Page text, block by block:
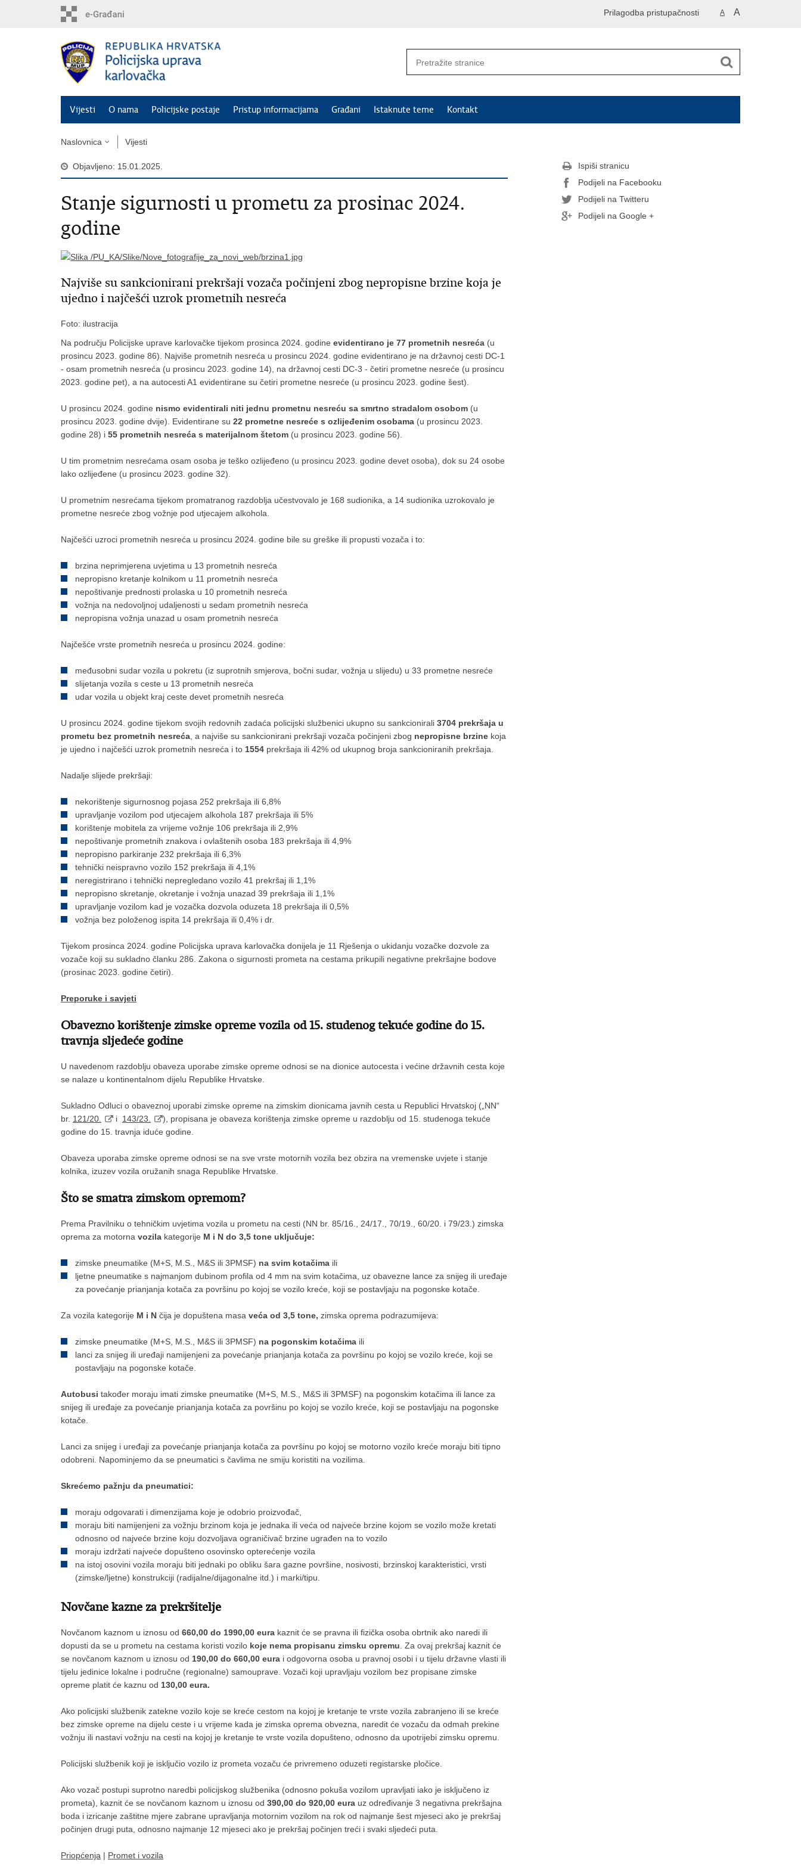
A A
Prilagodba pristupačnosti
Vijesti O nama Policijske postaje Pristup informacijama Građani Istaknute teme Kontakt
Naslovnica Vijesti
Objavljeno: 15.01.2025.
Stanje sigurnosti u prometu za prosinac 2024.
godine
Najviše su sankcionirani prekršaji vozača počinjeni zbog nepropisne brzine koja je
ujedno i najčešći uzrok prometnih nesreća
Foto: ilustracija
Na području Policijske uprave karlovačke tijekom prosinca 2024. godine evidentirano je 77 prometnih nesreća (u
prosincu 2023. godine 86). Najviše prometnih nesreća u prosincu 2024. godine evidentirano je na državnoj cesti DC-1
- osam prometnih nesreća (u prosincu 2023. godine 14), na državnoj cesti DC-3 - četiri prometne nesreće (u prosincu
2023. godine pet), a na autocesti A1 evidentirane su četiri prometne nesreće (u prosincu 2023. godine šest).
U prosincu 2024. godine nismo evidentirali niti jednu prometnu nesreću sa smrtno stradalom osobom (u
prosincu 2023. godine dvije). Evidentirane su 22 prometne nesreće s ozlijeđenim osobama (u prosincu 2023.
godine 28) i 55 prometnih nesreća s materijalnom štetom (u prosincu 2023. godine 56).
U tim prometnim nesrećama osam osoba je teško ozlijeđeno (u prosincu 2023. godine devet osoba), dok su 24 osobe
lako ozlijeđene (u prosincu 2023. godine 32).
U prometnim nesrećama tijekom promatranog razdoblja učestvovalo je 168 sudionika, a 14 sudionika uzrokovalo je
prometne nesreće zbog vožnje pod utjecajem alkohola.
Najčešći uzroci prometnih nesreća u prosincu 2024. godine bile su greške ili propusti vozača i to:
brzina neprimjerena uvjetima u 13 prometnih nesreća
nepropisno kretanje kolnikom u 11 prometnih nesreća
nepoštivanje prednosti prolaska u 10 prometnih nesreća
vožnja na nedovoljnoj udaljenosti u sedam prometnih nesreća
nepropisna vožnja unazad u osam prometnih nesreća
Najčešće vrste prometnih nesreća u prosincu 2024. godine:
međusobni sudar vozila u pokretu (iz suprotnih smjerova, bočni sudar, vožnja u slijedu) u 33 prometne nesreće
slijetanja vozila s ceste u 13 prometnih nesreća
udar vozila u objekt kraj ceste devet prometnih nesreća
U prosincu 2024. godine tijekom svojih redovnih zadaća policijski službenici ukupno su sankcionirali 3704 prekršaja u
prometu bez prometnih nesreća, a najviše su sankcionirani prekršaji vozača počinjeni zbog nepropisne brzine koja
je ujedno i najčešći uzrok prometnih nesreća i to 1554 prekršaja ili 42% od ukupnog broja sankcioniranih prekršaja.
Nadalje slijede prekršaji:
nekorištenje sigurnosnog pojasa 252 prekršaja ili 6,8%
upravljanje vozilom pod utjecajem alkohola 187 prekršaja ili 5%
korištenje mobitela za vrijeme vožnje 106 prekršaja ili 2,9%
nepoštivanje prometnih znakova i ovlaštenih osoba 183 prekršaja ili 4,9%
nepropisno parkiranje 232 prekršaja ili 6,3%
tehnički neispravno vozilo 152 prekršaja ili 4,1%
neregistrirano i tehnički nepregledano vozilo 41 prekršaj ili 1,1%
nepropisno skretanje, okretanje i vožnja unazad 39 prekršaja ili 1,1%
upravljanje vozilom kad je vozačka dozvola oduzeta 18 prekršaja ili 0,5%
vožnja bez položenog ispita 14 prekršaja ili 0,4% i dr.
Tijekom prosinca 2024. godine Policijska uprava karlovačka donijela je 11 Rješenja o ukidanju vozačke dozvole za
vozače koji su sukladno članku 286. Zakona o sigurnosti prometa na cestama prikupili negativne prekršajne bodove
(prosinac 2023. godine četiri).
Preporuke i savjeti
Obavezno korištenje zimske opreme vozila od 15. studenog tekuće godine do 15.
travnja sljedeće godine
U navedenom razdoblju obaveza uporabe zimske opreme odnosi se na dionice autocesta i većine državnih cesta koje
se nalaze u kontinentalnom dijelu Republike Hrvatske.
Sukladno Odluci o obaveznoj uporabi zimske opreme na zimskim dionicama javnih cesta u Republici Hrvatskoj („NN“
br. 121/20. i 143/23.
), propisana je obaveza korištenja zimske opreme u razdoblju od 15. studenoga tekuće
godine do 15. travnja iduće godine.
Obaveza uporaba zimske opreme odnosi se na sve vrste motornih vozila bez obzira na vremenske uvjete i stanje
kolnika, izuzev vozila oružanih snaga Republike Hrvatske.
Što se smatra zimskom opremom?
Prema Pravilniku o tehničkim uvjetima vozila u prometu na cesti (NN br. 85/16., 24/17., 70/19., 60/20. i 79/23.) zimska
oprema za motorna vozila kategorije M i N do 3,5 tone uključuje:
zimske pneumatike (M+S, M.S., M&S ili 3PMSF) na svim kotačima ili
ljetne pneumatike s najmanjom dubinom profila od 4 mm na svim kotačima, uz obavezne lance za snijeg ili uređaje
za povećanje prianjanja kotača za površinu po kojoj se vozilo kreće, koji se postavljaju na pogonske kotače.
Za vozila kategorije M i N čija je dopuštena masa veća od 3,5 tone, zimska oprema podrazumijeva:
zimske pneumatike (M+S, M.S., M&S ili 3PMSF) na pogonskim kotačima ili
lanci za snijeg ili uređaji namijenjeni za povećanje prianjanja kotača za površinu po kojoj se vozilo kreće, koji se
postavljaju na pogonske kotače.
Autobusi također moraju imati zimske pneumatike (M+S, M.S., M&S ili 3PMSF) na pogonskim kotačima ili lance za
snijeg ili uređaje za povećanje prianjanja kotača za površinu po kojoj se vozilo kreće, koji se postavljaju na pogonske
kotače.
Lanci za snijeg i uređaji za povećanje prianjanja kotača za površinu po kojoj se motorno vozilo kreće moraju biti tipno
odobreni. Napominjemo da se pneumatici s čavlima ne smiju koristiti na vozilima.
Skrećemo pažnju da pneumatici:
moraju odgovarati i dimenzijama koje je odobrio proizvođač,
moraju biti namijenjeni za vožnju brzinom koja je jednaka ili veća od najveće brzine kojom se vozilo može kretati
odnosno od najveće brzine koju dozvoljava ograničivač brzine ugrađen na to vozilo
moraju izdržati najveće dopušteno osovinsko opterećenje vozila
na istoj osovini vozila moraju biti jednaki po obliku šara gazne površine, nosivosti, brzinskoj karakteristici, vrsti
(zimske/ljetne) konstrukciji (radijalne/dijagonalne itd.) i marki/tipu.
Novčane kazne za prekršitelje
Novčanom kaznom u iznosu od 660,00 do 1990,00 eura kaznit će se pravna ili fizička osoba obrtnik ako naredi ili
dopusti da se u prometu na cestama koristi vozilo koje nema propisanu zimsku opremu. Za ovaj prekršaj kaznit će
se novčanom kaznom u iznosu od 190,00 do 660,00 eura i odgovorna osoba u pravnoj osobi i u tijelu državne vlasti ili
tijelu jedinice lokalne i područne (regionalne) samouprave. Vozači koji upravljaju vozilom bez propisane zimske
opreme platit će kaznu od 130,00 eura.
Ako policijski službenik zatekne vozilo koje se kreće cestom na kojoj je kretanje te vrste vozila zabranjeno ili se kreće
bez zimske opreme na dijelu ceste i u vrijeme kada je zimska oprema obvezna, naredit će vozaču da odmah prekine
vožnju ili nastavi vožnju na cesti na kojoj je kretanje te vrste vozila dopušteno, odnosno da upotrijebi zimsku opremu.
Policijski službenik koji je isključio vozilo iz prometa vozaču će privremeno oduzeti registarske pločice.
Ako vozač postupi suprotno naredbi policijskog službenika (odnosno pokuša vozilom upravljati iako je isključeno iz
prometa), kaznit će se novčanom kaznom u iznosu od 390,00 do 920,00 eura uz određivanje 3 negativna prekršajna
boda i izricanje zaštitne mjere zabrane upravljanja motornim vozilom na rok od najmanje šest mjeseci ako je prekršaj
počinjen drugi puta, odnosno najmanje 12 mjeseci ako je prekršaj počinjen treći i svaki sljedeći puta.
Priopćenja | Promet i vozila
Ispiši stranicu
Podijeli na Facebooku
Podijeli na Twitteru
Podijeli na Google +